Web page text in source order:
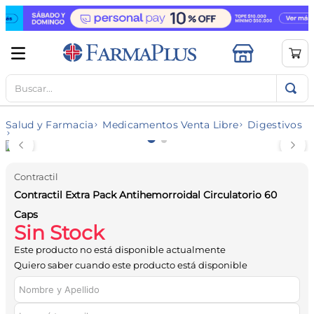
Buscar...
Salud y Farmacia Medicamentos Venta Libre Digestivos
Contractil
Contractil Extra Pack Antihemorroidal Circulatorio 60
Caps
Sin Stock
Este producto no está disponible actualmente
Quiero saber cuando este producto está disponible
TÉRMINOS MÁS BUSCADOS
1.
mela b3
2.
cerave limpieza
4.
loreal
6.
proteina
7.
ibuprofeno
8.
vitamina c
9.
contorno ojos